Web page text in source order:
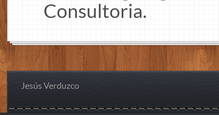
Consultoria.
Jesús Verduzco